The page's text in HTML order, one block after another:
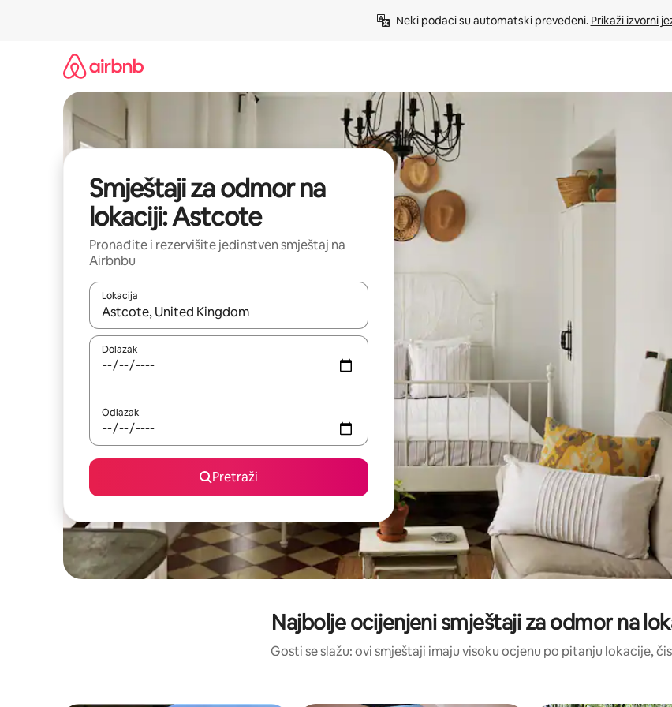
Neki podaci su automatski prevedeni. Prikaži izvorni
Smještaji za odmor na
lokaciji: Astcote
Pronađite i rezervišite jedinstven smještaj na
Airbnbu
Lokacija
Kad rezultati budu dostupni, krećite se gore i dolje pomoću strelica ili ih pregledajte dodirom ili povlačenjem
Dolazak
Odlazak
Pretraži
Najbolje ocijenjeni smještaji za odmor na
Gosti se slažu: ovi smještaji imaju visoku ocjenu po pitanju lokacije,